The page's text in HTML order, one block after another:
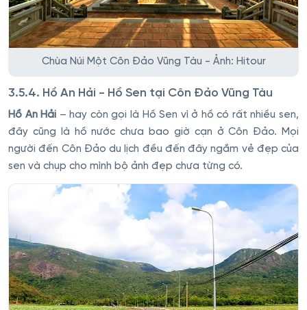
Chùa Núi Một Côn Đảo Vũng Tàu - Ảnh: Hitour
3.5.4. Hồ An Hải - Hồ Sen tại Côn Đảo Vũng Tàu
Hồ An Hải – hay còn gọi là Hồ Sen vì ở hồ có rất nhiều sen,
đây cũng là hồ nước chưa bao giờ cạn ở Côn Đảo. Mọi
người đến Côn Đảo du lịch đều đến đây ngắm vẻ đẹp của
sen và chụp cho mình bộ ảnh đẹp chưa từng có.